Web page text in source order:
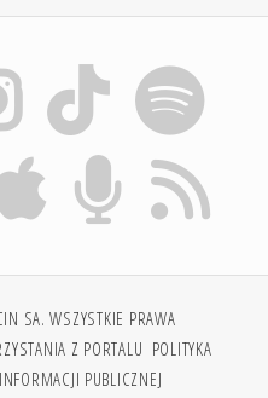
SA. WSZYSTKIE PRAWA
Z PORTALU POLITYKA
PUBLICZNEJ